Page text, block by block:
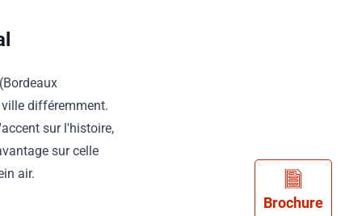
différemment.
sur l'histoire,
sur celle
air.
Brochure